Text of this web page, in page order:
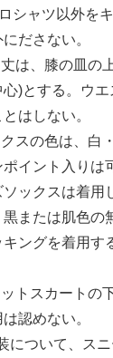
シャツ以外を
ださない。
は、膝の皿の
)とする。ウエ
はしない。
スの色は、白
イント入りは
ックスは着用
または肌色の
ングを着用す
トスカートの
認めない。
について、ス